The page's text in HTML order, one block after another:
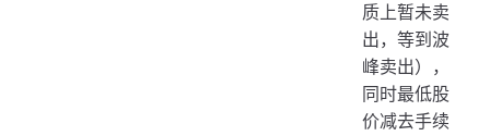
质上暂未卖
出，等到波
峰卖出），
同时最低股
价减去手续